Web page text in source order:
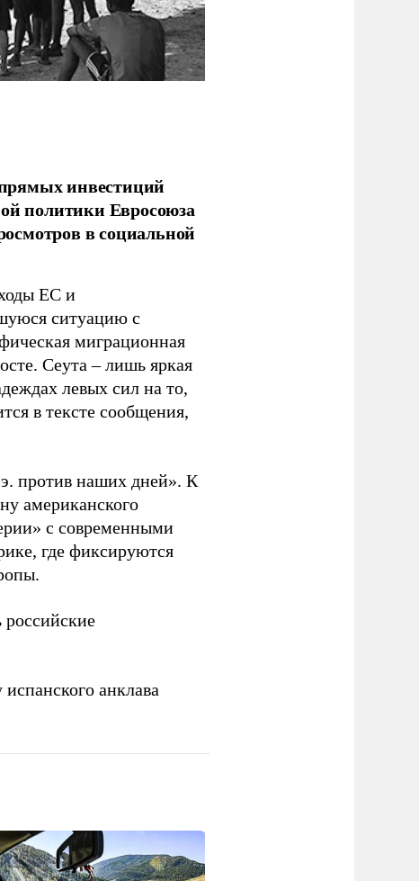
инвестиций
политики Евросоюза
в социальной
ЕС и
ситуацию с
миграционная
Сеута – лишь яркая
левых сил на то,
в тексте сообщения,
против наших дней». К
американского
с современными
где фиксируются
российские
испанского анклава